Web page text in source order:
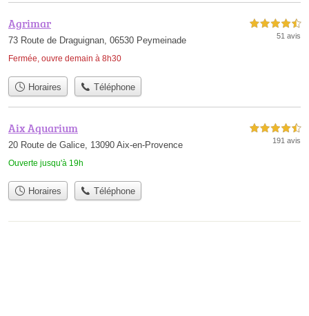
Agrimar
73 Route de Draguignan, 06530 Peymeinade
Fermée, ouvre demain à 8h30
4,5 étoiles sur 5
51 avis
Horaires Téléphone
Aix Aquarium
20 Route de Galice, 13090 Aix-en-Provence
Ouverte jusqu'à 19h
4,5 étoiles sur 5
191 avis
Horaires Téléphone